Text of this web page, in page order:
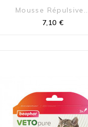
Mousse
7,10 €Prix